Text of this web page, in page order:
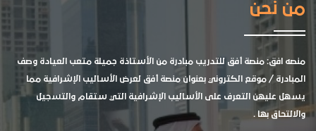
من نحن
منصه افق: منصة أفق للتدريب مبادرة من الأستاذة جميلة متعب العيادة وصف
المبادرة / موقع الكتروني بعنوان منصة أفق لعرض الأساليب الإشرافية مما
يسهل عليهن التعرف على الأساليب الإشرافية التي ستقام والتسجيل
والالتحاق بها .